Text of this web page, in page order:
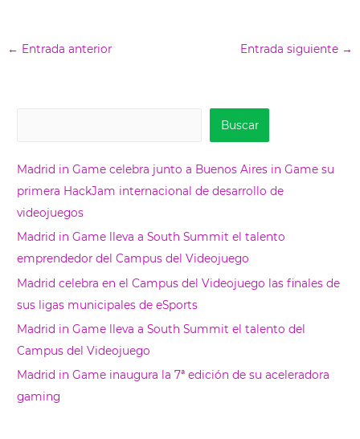
← Entrada anterior Entrada siguiente →
s
Buscar
Madrid in Game celebra junto a Buenos Aires in Game su
primera HackJam internacional de desarrollo de
videojuegos
Madrid in Game lleva a South Summit el talento
emprendedor del Campus del Videojuego
Madrid celebra en el Campus del Videojuego las finales de
sus ligas municipales de eSports
Madrid in Game lleva a South Summit el talento del
Campus del Videojuego
Madrid in Game inaugura la 7ª edición de su aceleradora
gaming